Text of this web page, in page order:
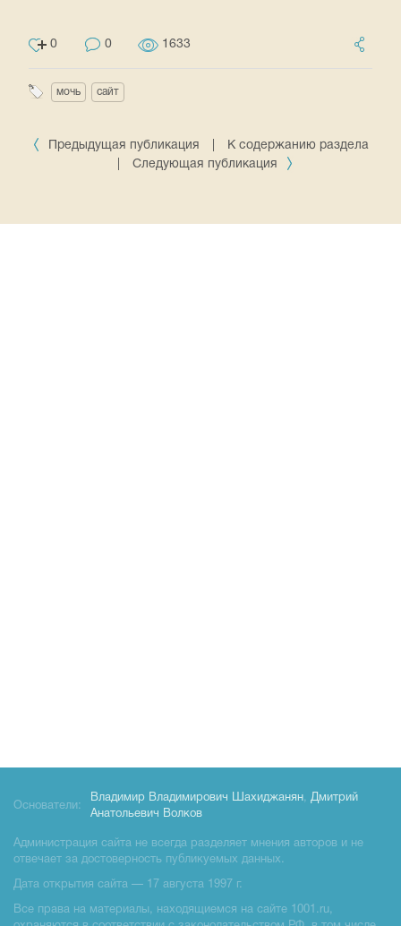
0 0 1633
мочь сайт
Предыдущая публикация
К содержанию раздела
Следующая публикация
Основатели:
Владимир Владимирович Шахиджанян, Дмитрий
Анатольевич Волков
Администрация сайта не всегда разделяет мнения авторов и не
отвечает за достоверность публикуемых данных.
Дата открытия сайта — 17 августа 1997 г.
Все права на материалы, находящиемся на сайте 1001.ru,